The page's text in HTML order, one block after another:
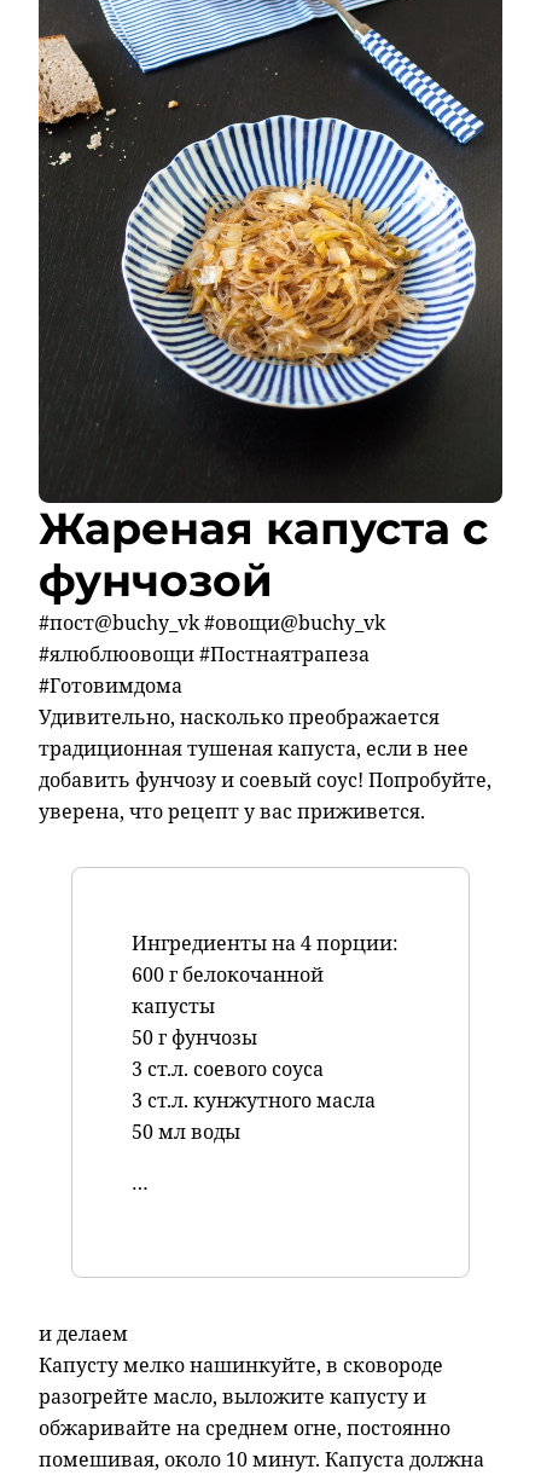
Жареная капуста с
фунчозой
#пост@buchy_vk #овощи@buchy_vk
#ялюблюовощи #Постнаятрапеза
#Готовимдома
Удивительно, насколько преображается
традиционная тушеная капуста, если в нее
добавить фунчозу и соевый соус! Попробуйте,
уверена, что рецепт у вас приживется.
Ингредиенты на 4 порции:
600 г белокочанной
капусты
50 г фунчозы
3 ст.л. соевого соуса
3 ст.л. кунжутного масла
50 мл воды
…
и делаем
Капусту мелко нашинкуйте, в сковороде
разогрейте масло, выложите капусту и
обжаривайте на среднем огне, постоянно
помешивая, около 10 минут. Капуста должна